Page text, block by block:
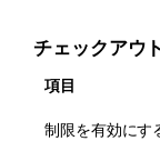
チェックアウ
項目
制限を有効にす